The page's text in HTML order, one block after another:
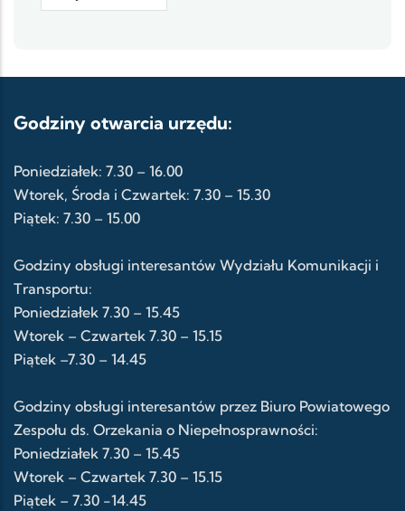
Godziny otwarcia urzędu:
Poniedziałek: 7.30 – 16.00
Wtorek, Środa i Czwartek: 7.30 – 15.30
Piątek: 7.30 – 15.00
Godziny obsługi interesantów Wydziału Komunikacji i
Transportu:
Poniedziałek 7.30 – 15.45
Wtorek – Czwartek 7.30 – 15.15
Piątek –7.30 – 14.45
Godziny obsługi interesantów przez Biuro Powiatowego
Zespołu ds. Orzekania o Niepełnosprawności:
Poniedziałek 7.30 – 15.45
Wtorek – Czwartek 7.30 – 15.15
Piątek – 7.30 -14.45